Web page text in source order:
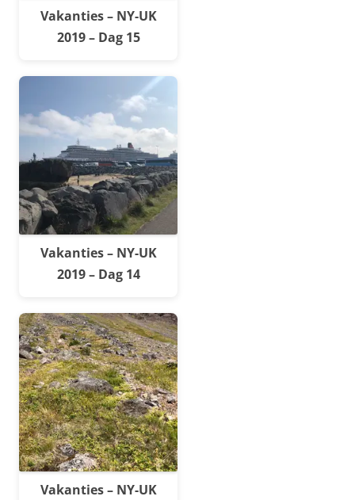
Vakanties – NY-UK
2019 – Dag 15
Vakanties – NY-UK
2019 – Dag 14
Vakanties – NY-UK